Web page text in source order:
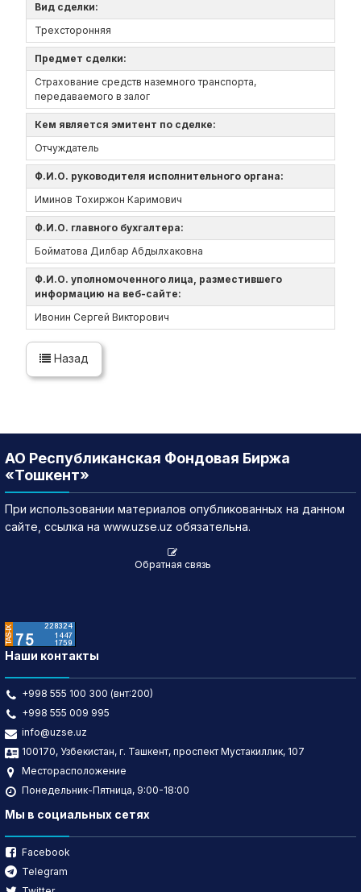
Вид сделки:
Трехсторонняя
Предмет сделки:
Страхование средств наземного транспорта,
передаваемого в залог
Кем является эмитент по сделке:
Отчуждатель
Ф.И.О. руководителя исполнительного органа:
Иминов Тохиржон Каримович
Ф.И.О. главного бухгалтера:
Бойматова Дилбар Абдылхаковна
Ф.И.О. уполномоченного лица, разместившего
информацию на веб-сайте:
Ивонин Сергей Викторович
Назад
АО Республиканская Фондовая Биржа
«Тошкент»
При использовании материалов опубликованных на данном
сайте, ссылка на www.uzse.uz обязательна.
Обратная связь
Наши контакты
+998 555 100 300 (внт:200)
+998 555 009 995
info@uzse.uz
100170, Узбекистан, г. Ташкент, проспект Мустакиллик, 107
Месторасположение
Понедельник-Пятница, 9:00-18:00
Мы в социальных сетях
Facebook
Telegram